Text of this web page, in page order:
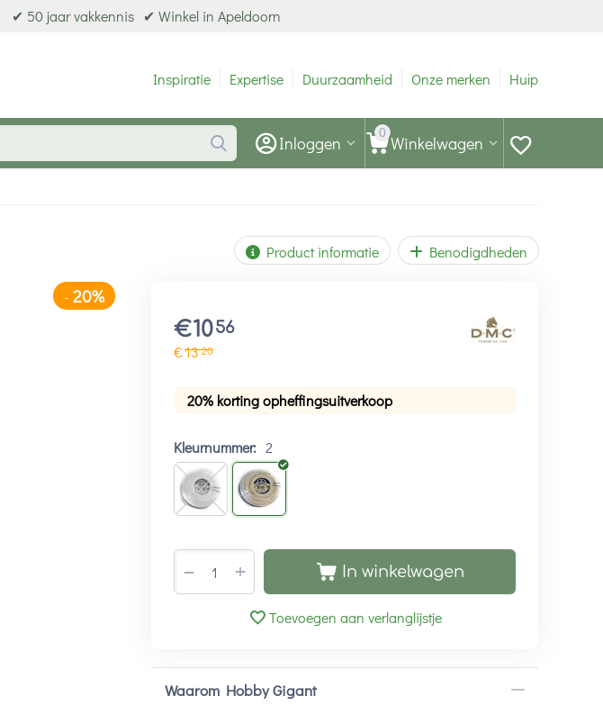
✔ 50 jaar vakkennis ✔ Winkel in Apeldoorn
Inspiratie Expertise Duurzaamheid Onze merken Hulp
0 Winkelwagen
Inloggen
Product informatie Benodigdheden
€1056
€1320
20% korting opheffingsuitverkoop
Kleurnummer: 2
+
− In winkelwagen
Toevoegen aan verlanglijstje
Waarom Hobby Gigant